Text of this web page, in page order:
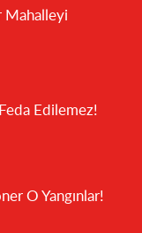
Mahalleyi
Edilemez!
O Yangınlar!